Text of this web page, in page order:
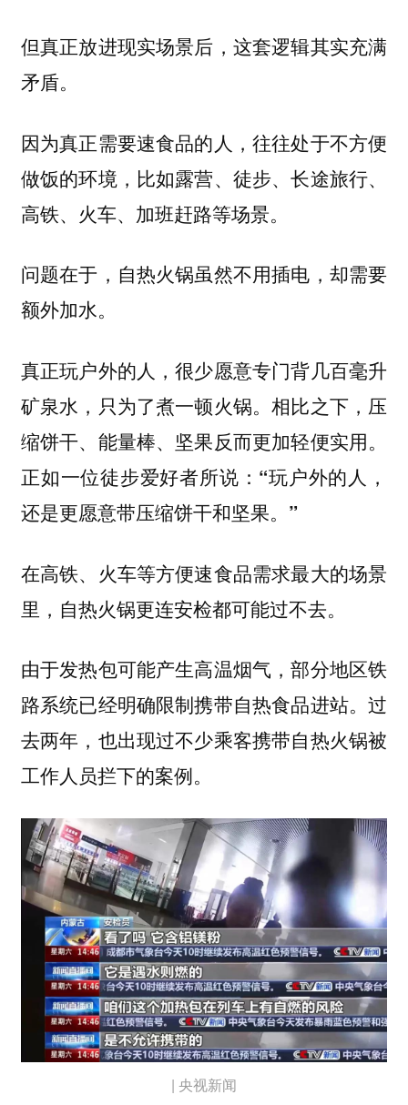
但真正放进现实场景后，这套逻辑其实充满
矛盾。
因为真正需要速食品的人，往往处于不方便
做饭的环境，比如露营、徒步、长途旅行、
高铁、火车、加班赶路等场景。
问题在于，自热火锅虽然不用插电，却需要
额外加水。
真正玩户外的人，很少愿意专门背几百毫升
矿泉水，只为了煮一顿火锅。相比之下，压
缩饼干、能量棒、坚果反而更加轻便实用。
正如一位徒步爱好者所说： “玩户外的人，
还是更愿意带压缩饼干和坚果。”
在高铁、火车等方便速食品需求最大的场景
里，自热火锅更连安检都可能过不去。
由于发热包可能产生高温烟气，部分地区铁
路系统已经明确限制携带自热食品进站。过
去两年，也出现过不少乘客携带自热火锅被
工作人员拦下的案例。
| 央视新闻